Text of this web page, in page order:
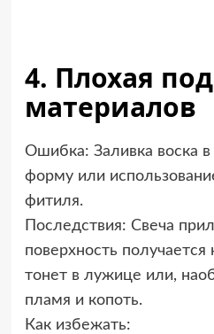
4. Плохая
материалов
Ошибка: Заливка воска
форму или
фитиля.
Последствия: Свеча
поверхность
тонет в лужице или,
пламя и копоть.
Как избежать: